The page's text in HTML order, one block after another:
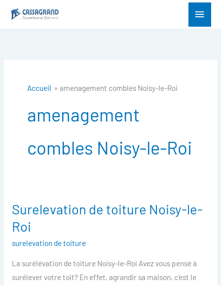
Menu
Accueil amenagement combles Noisy-le-Roi
amenagement
combles Noisy-le-Roi
Surelevation de toiture Noisy-le-
Roi
surelevation de toiture
La surélévation de toiture Noisy-le-Roi Avez vous pensé à
surélever votre toit? En effet, agrandir sa maison, c’est le
Surelevation
de
toiture
Noisy-
le-
Roi